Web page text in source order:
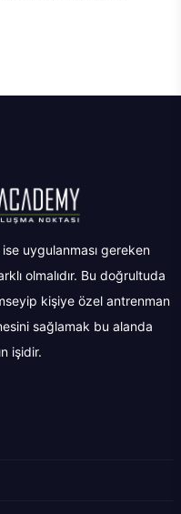
ise uygulanması gereken
olmalıdır. Bu doğrultuda
kişiye özel antrenman
sağlamak bu alanda
işidir.